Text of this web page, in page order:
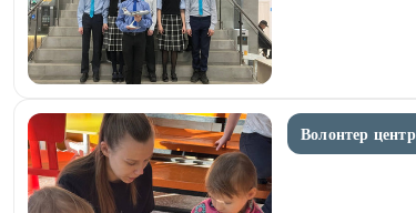
Волонтер